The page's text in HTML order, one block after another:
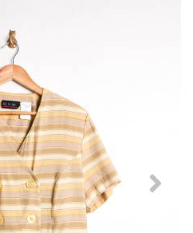
Next